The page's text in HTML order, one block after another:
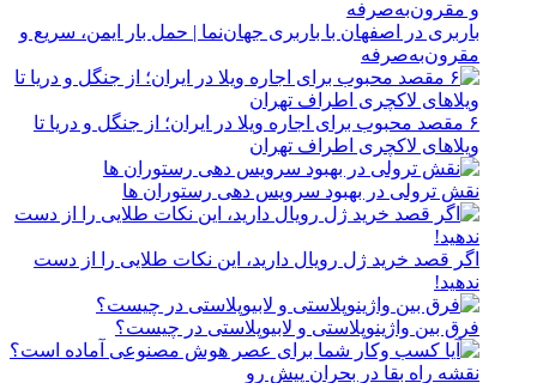
باربری در اصفهان با باربری جهان‌نما | حمل بار ایمن، سریع و
مقرون‌به‌صرفه
۶ مقصد محبوب برای اجاره ویلا در ایران؛ از جنگل و دریا تا
ویلاهای لاکچری اطراف تهران
نقش ترولی در بهبود سرویس دهی رستوران ها
اگر قصد خرید ژل رویال دارید، این نکات طلایی را از دست
ندهید!
فرق بین واژینوپلاستی و لابیوپلاستی در چیست؟